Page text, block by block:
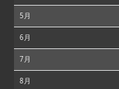
5月
6月
7月
8月